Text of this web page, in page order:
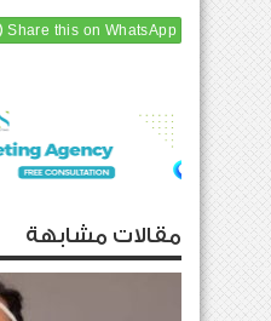
Share this on WhatsApp
مقالات مشابهة